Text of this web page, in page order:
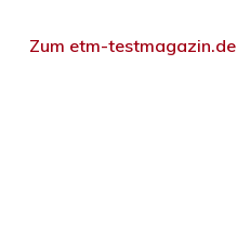
Zum etm-testmagazin.de